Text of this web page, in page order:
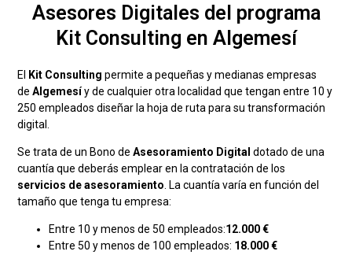
Asesores Digitales del programa
Kit Consulting en Algemesí
El Kit Consulting permite a pequeñas y medianas empresas
deAlgemesíy de cualquier otra localidad que tengan entre 10 y
250 empleados diseñar la hoja de ruta para su transformación
digital.
Se trata de un Bono deAsesoramiento Digitaldotado de una
cuantía que deberás emplear en la contratación de los
servicios de asesoramiento . La cuantía varía en función del
tamaño que tenga tu empresa:
Entre 10 y menos de 50 empleados:12.000 €
Entre 50 y menos de 100 empleados: 18.000 €